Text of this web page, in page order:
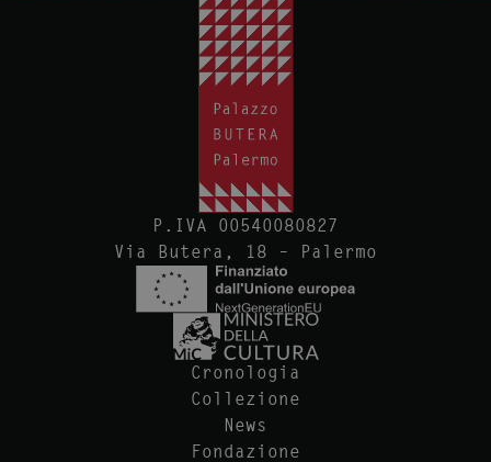
P.IVA 00540080827
Via Butera, 18 – Palermo
Cronologia
Collezione
News
Fondazione